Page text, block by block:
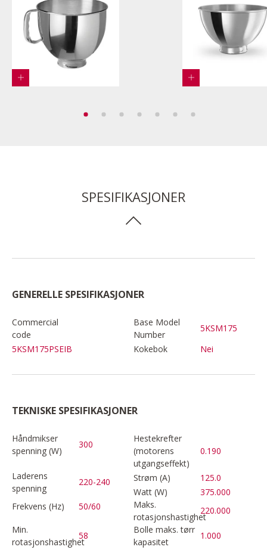
SPESIFIKASJONER
GENERELLE SPESIFIKASJONER
Commercial
code
5KSM175PSEIB
Base Model
Number
5KSM175
Kokebok
Nei
TEKNISKE SPESIFIKASJONER
Håndmikser
spenning (W)
300
Hestekrefter
(motorens
utgangseffekt)
0.190
Laderens
spenning
220-240 Strøm (A)
125.0
Watt (W)
375.000
Frekvens (Hz)
50/60
Maks.
rotasjonshastighet
220.000
Min.
rotasjonshastighet
58
Bolle maks. tørr
kapasitet
1.000